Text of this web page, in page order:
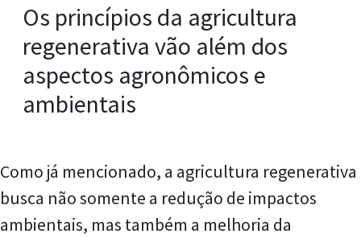
Os princípios da agricultura
regenerativa vão além dos
aspectos agronômicos e
ambientais
Como já mencionado, a agricultura regenerativa
busca não somente a redução de impactos
ambientais, mas também a melhoria da